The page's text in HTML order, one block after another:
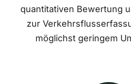
quantitativen Bewertung
zur
möglichst geringem